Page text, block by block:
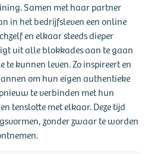
Samen met haar partner
in het bedrijfsleven een online
en elkaar steeds dieper
uit alle blokkades aan te gaan
kunnen leven. Zo inspireert en
om hun eigen authentieke
te verbinden met hun
tenslotte met elkaar. Deze tijd
zonder zwaar te worden